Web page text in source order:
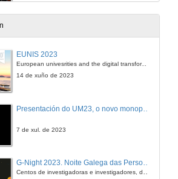
Conferencia
6 de out. de 2023
Conferencia
EUNIS 2023
European univesrities and the digital transformation: challenges and opportunities ahead
14 de xuño de 2023
7 de xul. de 2023
G-Night 2023. Noite Galega das Persoas Investigadoras. Conciencias creativas